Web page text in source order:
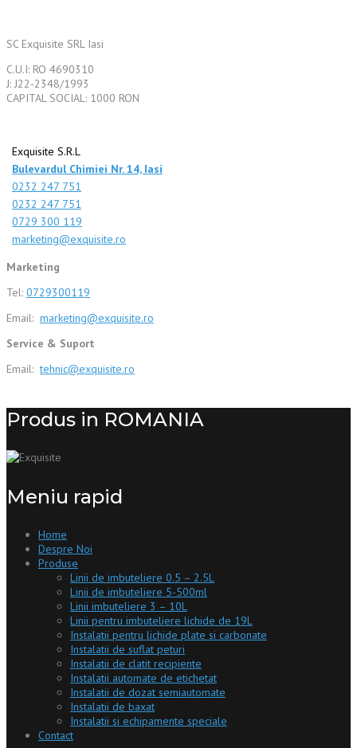
SC Exquisite SRL Iasi
C.U.I: RO 4690310
J: J22-2348/1993
CAPITAL SOCIAL: 1000 RON
Exquisite S.R.L
Bulevardul Chimiei Nr. 14, Iasi
0232 247 751
0232 247 751
0729 300 119
marketing@exquisite.ro
Marketing
Tel: 0729300119
Email: marketing@exquisite.ro
Service & Suport
Email:tehnic@exquisite.ro
Produs in ROMANIA
Meniu rapid
Home
Despre Noi
Produse
Linii de imbuteliere 0.5 – 2.5L
Linii de imbuteliere 5-500ml
Linii imbuteliere 3 – 10L
Linii pentru imbuteliere lichide de 19L
Instalatii pentru lichide plate si carbonate
Instalatii de suflat peturi
Instalatii de clatit recipiente
Instalatii automate de etichetat
Instalatii de dozat semiautomate
Instalatii de baxat
Instalatii si echipamente speciale
Contact